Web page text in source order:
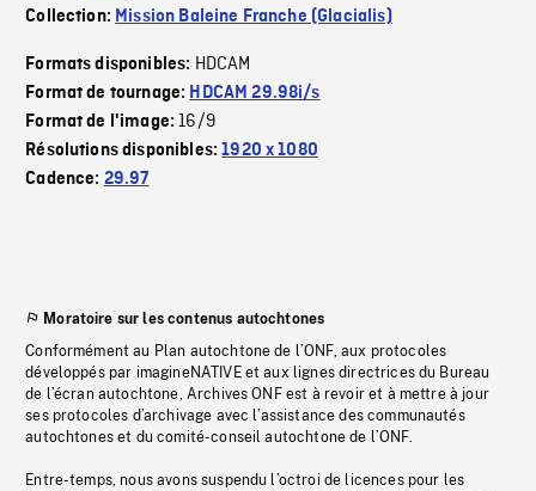
Collection: Mission Baleine Franche (Glacialis)
Formats disponibles: HDCAM
Format de tournage: HDCAM 29.98i/s
Format de l'image:16/9
Résolutions disponibles:1920 x 1080
Cadence: 29.97
Moratoire sur les contenus autochtones
Conformément au Plan autochtone de l’ONF, aux protocoles
développés par imagineNATIVE et aux lignes directrices du Bureau
de l’écran autochtone, Archives ONF est à revoir et à mettre à jour
ses protocoles d’archivage avec l’assistance des communautés
autochtones et du comité-conseil autochtone de l’ONF.
Entre-temps, nous avons suspendu l’octroi de licences pour les